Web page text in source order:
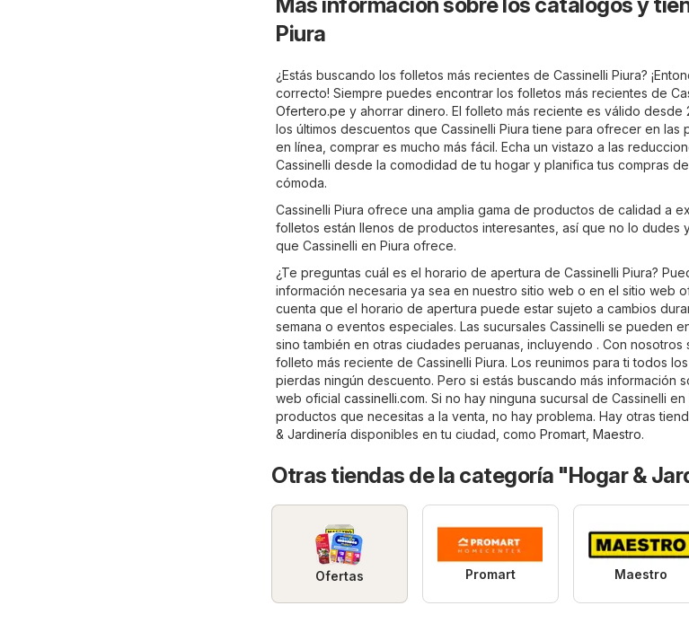
Piura
¿Estás buscando los folletos más recientes de Cassinelli Piura?
correcto! Siempre puedes encontrar los folletos más recientes de
Ofertero.pe y ahorrar dinero. El folleto más reciente es válido
los últimos descuentos que Cassinelli Piura tiene para ofrecer en las
en línea, comprar es mucho más fácil. Echa un vistazo a las
Cassinelli desde la comodidad de tu hogar y planifica tus compras
cómoda.
Cassinelli Piura ofrece una amplia gama de productos de calidad a
folletos están llenos de productos interesantes, así que no lo dudes
que Cassinelli en Piura ofrece.
¿Te preguntas cuál es el horario de apertura de Cassinelli Piura?
información necesaria ya sea en nuestro sitio web o en el sitio web
cuenta que el horario de apertura puede estar sujeto a cambios
semana o eventos especiales. Las sucursales Cassinelli se pueden
sino también en otras ciudades peruanas, incluyendo . Con nosotros
folleto más reciente de Cassinelli Piura. Los reunimos para ti todos
pierdas ningún descuento. Pero si estás buscando más información
web oficial cassinelli.com. Si no hay ninguna sucursal de Cassinelli
productos que necesitas a la venta, no hay problema. Hay otras
& Jardinería disponibles en tu ciudad, como Promart Maestro.
Otras tiendas de la categoría "Hogar &
Ofertas Promart Maestro